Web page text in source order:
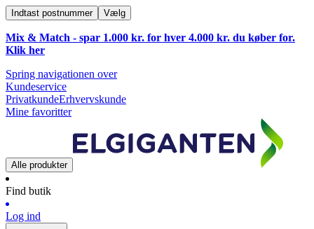
Indtast postnummer Vælg
Mix & Match - spar 1.000 kr. for hver 4.000 kr. du køber for.
Klik her
Spring navigationen over
Kundeservice
PrivatkundeErhvervskunde
Mine favoritter
Alle produkter
Find butik
Log ind